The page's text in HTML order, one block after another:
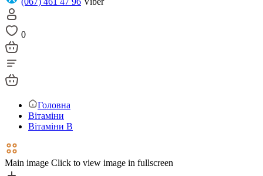
0
Головна
Вітаміни
Вітаміни В
Main image Click to view image in fullscreen